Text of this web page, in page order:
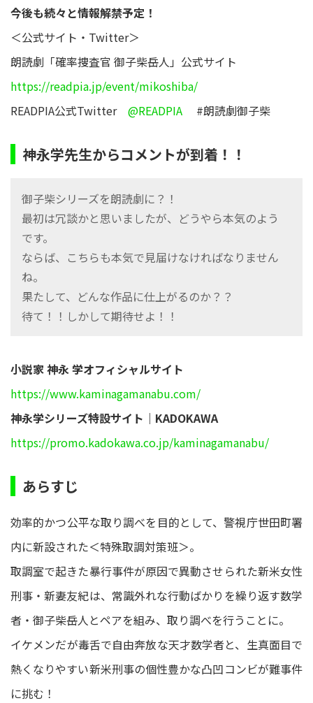
今後も続々と情報解禁予定！
＜公式サイト・Twitter＞
朗読劇「確率捜査官 御子柴岳人」公式サイト
https://readpia.jp/event/mikoshiba/
READPIA公式Twitter @READPIA #朗読劇御子柴
神永学先生からコメントが到着！！
御子柴シリーズを朗読劇に？！
最初は冗談かと思いましたが、どうやら本気のよう
です。
ならば、こちらも本気で見届けなければなりません
ね。
果たして、どんな作品に仕上がるのか？？
待て！！しかして期待せよ！！
小説家 神永 学オフィシャルサイト
https://www.kaminagamanabu.com/
神永学シリーズ特設サイト｜KADOKAWA
https://promo.kadokawa.co.jp/kaminagamanabu/
あらすじ
効率的かつ公平な取り調べを目的として、警視庁世田町署
内に新設された＜特殊取調対策班＞。
取調室で起きた暴行事件が原因で異動させられた新米女性
刑事・新妻友紀は、常識外れな行動ばかりを繰り返す数学
者・御子柴岳人とペアを組み、取り調べを行うことに。
イケメンだが毒舌で自由奔放な天才数学者と、生真面目で
熱くなりやすい新米刑事の個性豊かな凸凹コンビが難事件
に挑む！